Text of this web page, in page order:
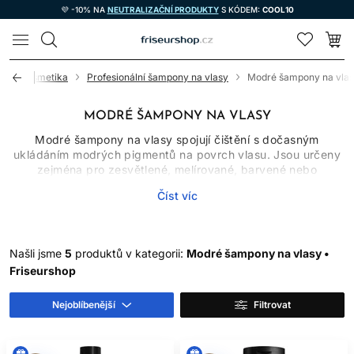
💜 -10% NA NEUTRALIZAČNÍ PRODUKTYS KÓDEM: COOL10
LOMAX
kosmetika Profesionální šampony na vlasy Modré šampony na
MODRÉ ŠAMPONY NA VLASY
Modré šampony na vlasy spojují čištění s dočasným
ukládáním modrých pigmentů na povrch vlasu. Jsou určeny
zejména pro zesvětlené, melírované, barvené nebo
oranžové až měděné odlesky. Modrý šampon nemění
Výsledek závisí na výchozí barvě, poréznosti, koncentraci
pigmentu, době působení i frekvenci použití. Proto je lepší
začít kratším působením a intenzitu zvyšovat postupně, než
se snažit dosáhnout maximálního ochlazení při prvním mytí.
MODRÝ NEBO FIALOVÝ
Číst víc
Našli jsme 5 produktů v kategorii: Modré šampony na vlasy •
Friseurshop
Nejoblíbenější Filtrovat